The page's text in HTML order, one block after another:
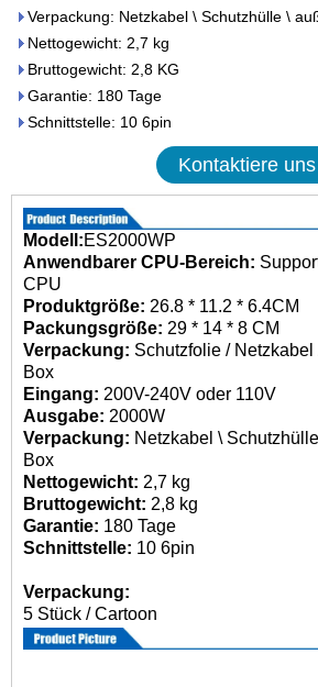
Verpackung: Netzkabel \ Schutzhülle \
Nettogewicht: 2,7 kg
Bruttogewicht: 2,8 KG
Garantie: 180 Tage
Schnittstelle: 10 6pin
Kontaktiere uns
Modell:ES2000WP
Anwendbarer CPU-Bereich:
CPU
Produktgröße: 26.8 * 11.2 * 6.4CM
Packungsgröße: 29 * 14 * 8 CM
Verpackung: Schutzfolie /
Box
Eingang: 200V-240V oder 110V
Ausgabe: 2000W
Verpackung: Netzkabel \
Box
Nettogewicht: 2,7 kg
Bruttogewicht: 2,8 kg
Garantie: 180 Tage
Schnittstelle: 10 6pin
Verpackung:
5 Stück / Cartoon